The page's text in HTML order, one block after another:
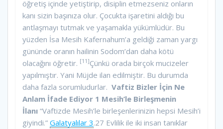
öğretiş içinde yetiştirip, disiplin etmezseniz onların
kanı sizin başınıza olur. Çocukta işaretini aldığı bu
antlaşmayı tutmak ve yaşamakla yükümlüdür. Bu
yüzden İsa Mesih Kafernahum’a geldiği zaman yargı
gününde oranın hailinin Sodom’dan daha kötü
olacağını öğretir. [11]Çünkü orada birçok mucizeler
yapılmıştır. Yani Müjde ilan edilmiştir. Bu durumda
daha fazla sorumludurlar. Vaftiz Bizler İçin Ne
Anlam İfade Ediyor 1 Mesih’le Birleşmenin
İlanı “Vaftizde Mesih’le birleşenlerinizin hepsi Mesih’i
giyindi.” Galatyalılar 3.27 Evlilik ile iki insan tanıklar